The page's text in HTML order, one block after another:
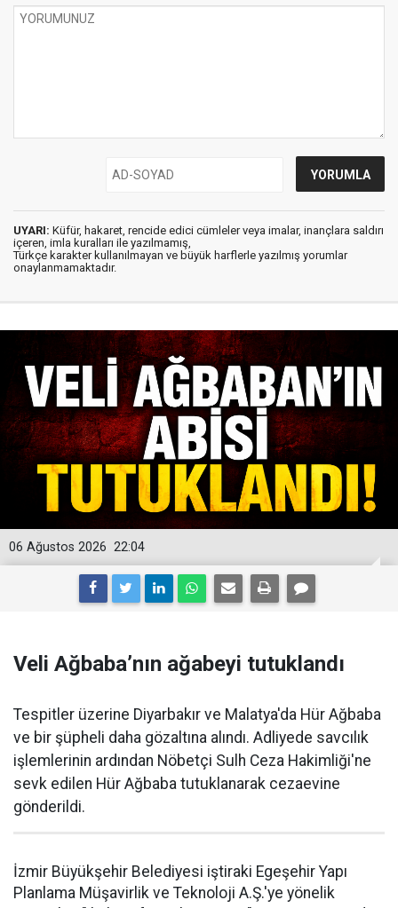
UYARI: Küfür, hakaret, rencide edici cümleler veya imalar, inançlara saldırı
içeren, imla kuralları ile yazılmamış,
Türkçe karakter kullanılmayan ve büyük harflerle yazılmış yorumlar
onaylanmamaktadır.
22:04
06 Ağustos 2026
Veli Ağbaba’nın ağabeyi tutuklandı
Tespitler üzerine Diyarbakır ve Malatya'da Hür Ağbaba
ve bir şüpheli daha gözaltına alındı. Adliyede savcılık
işlemlerinin ardından Nöbetçi Sulh Ceza Hakimliği'ne
sevk edilen Hür Ağbaba tutuklanarak cezaevine
gönderildi.
İzmir Büyükşehir Belediyesi iştiraki Egeşehir Yapı
Planlama Müşavirlik ve Teknoloji A.Ş.'ye yönelik